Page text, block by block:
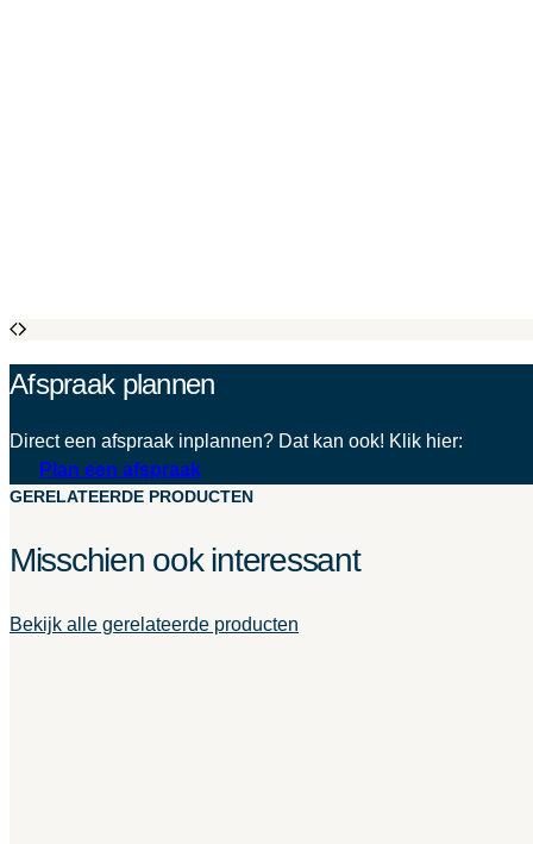
Afspraak plannen
Direct een afspraak inplannen? Dat kan ook! Klik hier:
Plan een afspraak
GERELATEERDE PRODUCTEN
Misschien ook interessant
Bekijk alle gerelateerde producten